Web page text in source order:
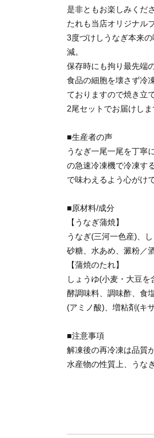
是非ともお楽しみくだ
たれも当店オリジナル
3度づけしうなぎ本来
減。
保存時にも拘り最先端
食品の細胞を壊さず冷
ておりますので焼き立
2尾セットでお届けしま
■生産者の声
うなぎ一尾一尾を丁寧
の急速冷凍機で冷凍す
で味わえるよう心がけ
■原材料/成分
【うなぎ蒲焼】
うなぎ(三河一色産)、
砂糖、水あめ、澱粉／
【蒲焼のたれ】
しょうゆ(小麦・大豆
酵調味料、調味酢、食
(アミノ酸)、増粘剤(キ
■注意事項
解凍後の再冷凍は品質
水産物の性質上、うな